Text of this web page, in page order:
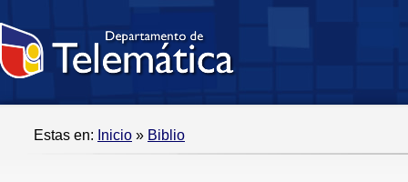
Estas en: Inicio » Biblio